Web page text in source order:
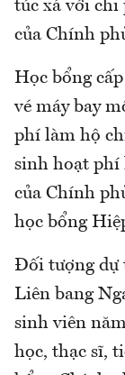
túc xá với chi
của Chính
Học bổng
vé máy bay
phí làm hộ
sinh hoạt phí
của Chính
học bổng
Đối tượng dự
Liên bang
sinh viên
học, thạc sĩ,